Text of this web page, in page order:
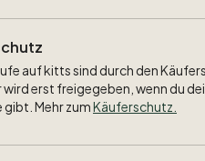
auf kitts sind durch den
erst freigegeben, wenn du
Mehr zumKäuferschutz